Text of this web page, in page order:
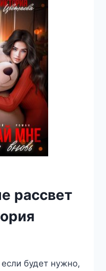
рассвет
будет нужно,